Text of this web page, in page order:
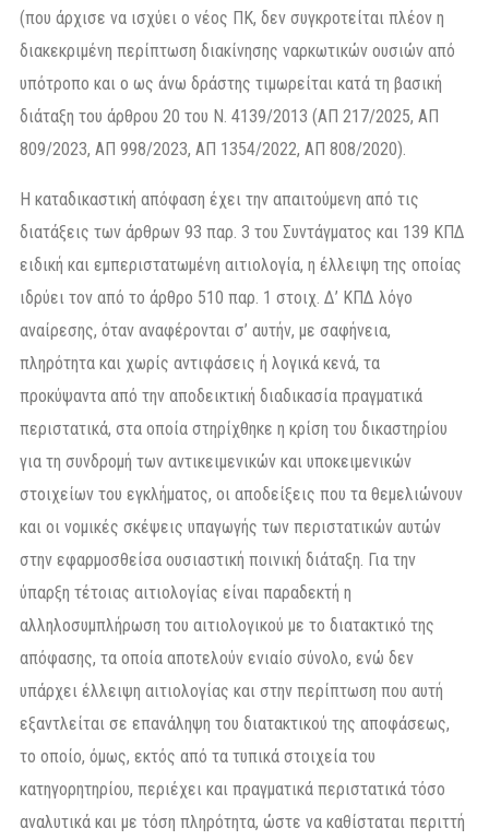
(που άρχισε να ισχύει ο νέος ΠΚ, δεν συγκροτείται πλέον η
διακεκριμένη περίπτωση διακίνησης ναρκωτικών ουσιών από
υπότροπο και ο ως άνω δράστης τιμωρείται κατά τη βασική
διάταξη του άρθρου 20 του Ν. 4139/2013 (ΑΠ 217/2025, ΑΠ
809/2023, ΑΠ 998/2023, ΑΠ 1354/2022, ΑΠ 808/2020).
Η καταδικαστική απόφαση έχει την απαιτούμενη από τις
διατάξεις των άρθρων 93 παρ. 3 του Συντάγματος και 139 ΚΠΔ
ειδική και εμπεριστατωμένη αιτιολογία, η έλλειψη της οποίας
ιδρύει τον από το άρθρο 510 παρ. 1 στοιχ. Δ’ ΚΠΔ λόγο
αναίρεσης, όταν αναφέρονται σ’ αυτήν, με σαφήνεια,
πληρότητα και χωρίς αντιφάσεις ή λογικά κενά, τα
προκύψαντα από την αποδεικτική διαδικασία πραγματικά
περιστατικά, στα οποία στηρίχθηκε η κρίση του δικαστηρίου
για τη συνδρομή των αντικειμενικών και υποκειμενικών
στοιχείων του εγκλήματος, οι αποδείξεις που τα θεμελιώνουν
και οι νομικές σκέψεις υπαγωγής των περιστατικών αυτών
στην εφαρμοσθείσα ουσιαστική ποινική διάταξη. Για την
ύπαρξη τέτοιας αιτιολογίας είναι παραδεκτή η
αλληλοσυμπλήρωση του αιτιολογικού με το διατακτικό της
απόφασης, τα οποία αποτελούν ενιαίο σύνολο, ενώ δεν
υπάρχει έλλειψη αιτιολογίας και στην περίπτωση που αυτή
εξαντλείται σε επανάληψη του διατακτικού της αποφάσεως,
το οποίο, όμως, εκτός από τα τυπικά στοιχεία του
κατηγορητηρίου, περιέχει και πραγματικά περιστατικά τόσο
αναλυτικά και με τόση πληρότητα, ώστε να καθίσταται περιττή